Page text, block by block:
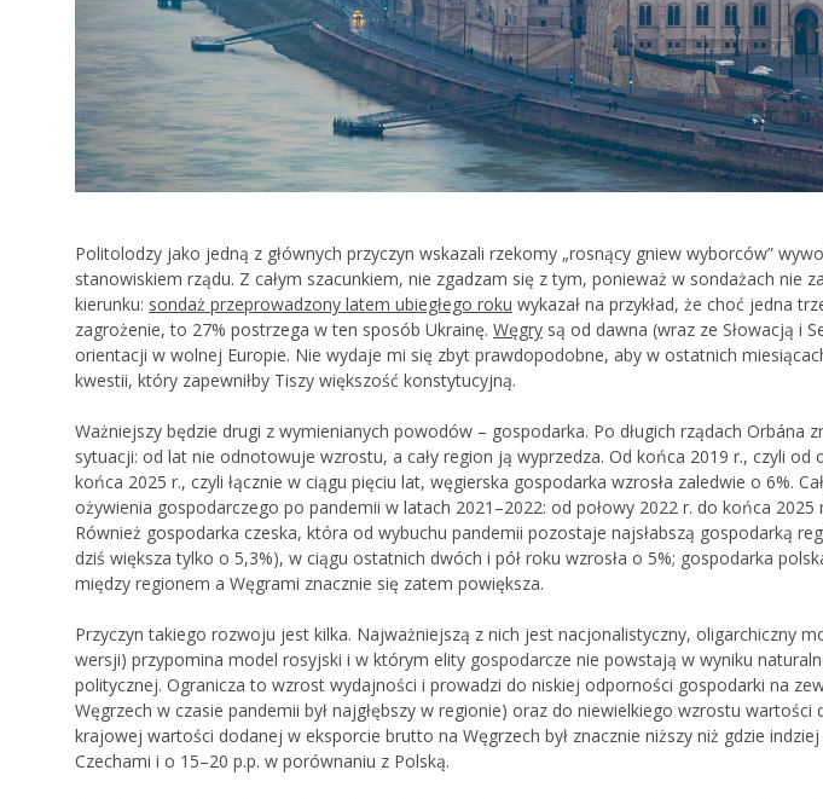
Politolodzy jako jedną z głównych przyczyn wskazali rzekomy „rosnący gniew wyborców”
stanowiskiem rządu. Z całym szacunkiem, nie zgadzam się z tym, ponieważ w sondażach nie
kierunku: sondaż przeprowadzony latem ubiegłego roku wykazał na przykład, że choć jedna
zagrożenie, to 27% postrzega w ten sposób Ukrainę. Węgry są od dawna (wraz ze Słowacją i
orientacji w wolnej Europie. Nie wydaje mi się zbyt prawdopodobne, aby w ostatnich
kwestii, który zapewniłby Tiszy większość konstytucyjną.
Ważniejszy będzie drugi z wymienianych powodów – gospodarka. Po długich rządach Orbána
sytuacji: od lat nie odnotowuje wzrostu, a cały region ją wyprzedza. Od końca 2019 r., czyli od
końca 2025 r., czyli łącznie w ciągu pięciu lat, węgierska gospodarka wzrosła zaledwie o 6%.
ożywienia gospodarczego po pandemii w latach 2021–2022: od połowy 2022 r. do końca 2025
Również gospodarka czeska, która od wybuchu pandemii pozostaje najsłabszą gospodarką
dziś większa tylko o 5,3%), w ciągu ostatnich dwóch i pół roku wzrosła o 5%; gospodarka
między regionem a Węgrami znacznie się zatem powiększa.
Przyczyn takiego rozwoju jest kilka. Najważniejszą z nich jest nacjonalistyczny, oligarchiczny
wersji) przypomina model rosyjski i w którym elity gospodarcze nie powstają w wyniku
politycznej. Ogranicza to wzrost wydajności i prowadzi do niskiej odporności gospodarki na
Węgrzech w czasie pandemii był najgłębszy w regionie) oraz do niewielkiego wzrostu wartości
krajowej wartości dodanej w eksporcie brutto na Węgrzech był znacznie niższy niż gdzie
Czechami i o 15–20 p.p. w porównaniu z Polską.